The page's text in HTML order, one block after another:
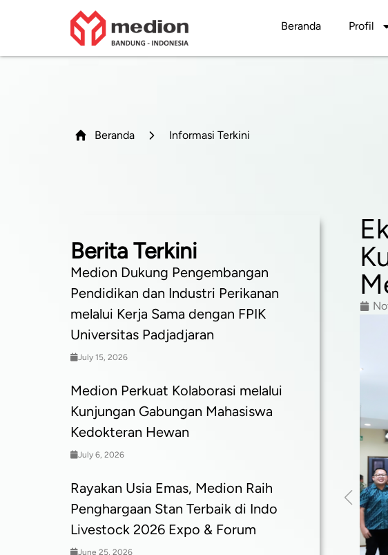
Beranda Profil
Beranda Informasi Terkini
Berita Terkini
Medion Dukung Pengembangan
Pendidikan dan Industri Perikanan
melalui Kerja Sama dengan FPIK
Universitas Padjadjaran
July 15, 2026
Medion Perkuat Kolaborasi melalui
Kunjungan Gabungan Mahasiswa
Kedokteran Hewan
July 6, 2026
Rayakan Usia Emas, Medion Raih
Penghargaan Stan Terbaik di Indo
Livestock 2026 Expo & Forum
June 25, 2026